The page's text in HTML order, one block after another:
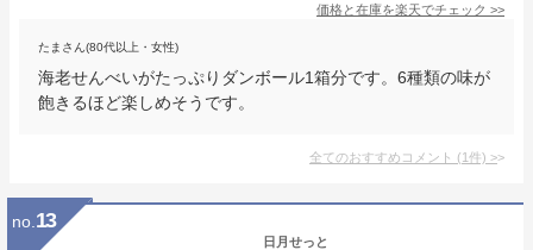
価格と在庫を楽天でチェック >>
たまさん(80代以上・女性)
海老せんべいがたっぷりダンボール1箱分です。6種類の味が
飽きるほど楽しめそうです。
全てのおすすめコメント (1件) >
no. 13
日月せっと